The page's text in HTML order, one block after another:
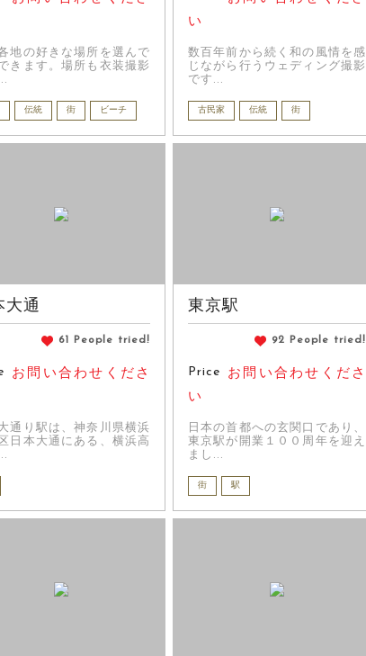
地の好きな場所を選んで
きます。場所も衣装撮影
伝統 街 ビーチ
い
数百年前から続く和の風情を感
じながら行うウェディング撮影
です...
古民家 伝統 街
大通
61 People tried!
お問い合わせくださ
通り駅は、神奈川県横浜
日本大通にある、横浜高
東京駅
92 People tried!
Price
お問い合わせくださ
い
日本の首都への玄関口であり、
東京駅が開業１００周年を迎え
まし...
街 駅